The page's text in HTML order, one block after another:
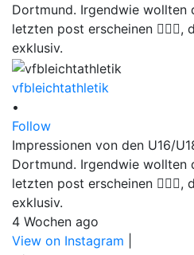
vfbleichtathletik
•
Follow
Impressionen von den U16/
Dortmund. Irgendwie wollten
letzten post erscheinen 🤷🏼‍♀️,
exklusiv.
4 Wochen ago
View on Instagram